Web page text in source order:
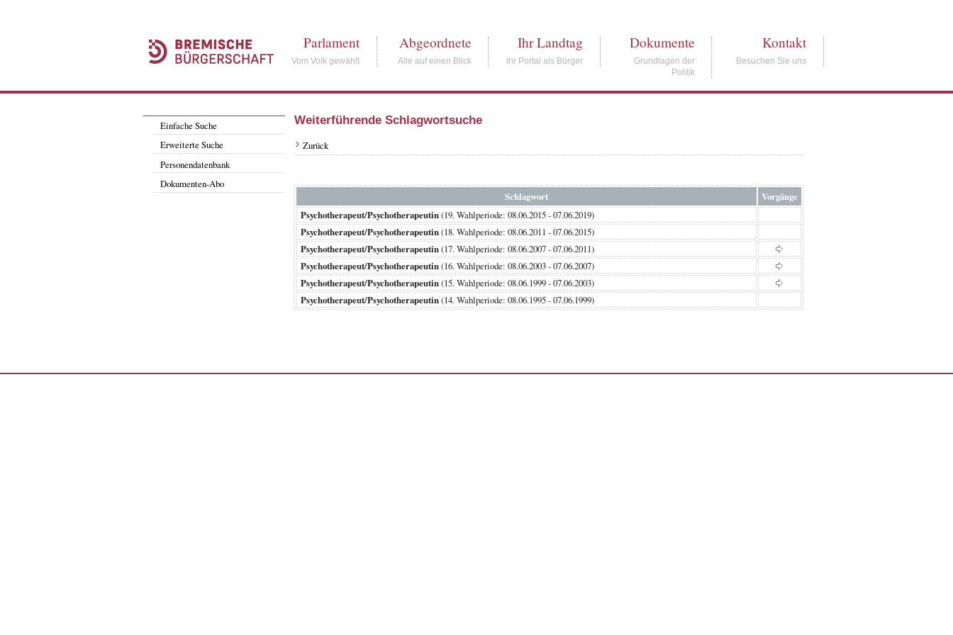
Parlament
Vom Volk gewählt
Abgeordnete
Alle auf einen Blick
Ihr Landtag
Ihr Portal als Bürger
Dokumente
Grundlagen der
Politik
Kontakt
Besuchen Sie uns
Einfache Suche
Erweiterte Suche
Personendatenbank
Dokumenten-Abo
Weiterführende Schlagwortsuche
Zurück
Schlagwort
Vorgänge
Psychotherapeut/Psychotherapeutin(19. Wahlperiode: 08.06.2015 - 07.06.2019)
Psychotherapeut/Psychotherapeutin(18. Wahlperiode: 08.06.2011 - 07.06.2015)
Psychotherapeut/Psychotherapeutin(17. Wahlperiode: 08.06.2007 - 07.06.2011)
Psychotherapeut/Psychotherapeutin(16. Wahlperiode: 08.06.2003 - 07.06.2007)
Psychotherapeut/Psychotherapeutin(15. Wahlperiode: 08.06.1999 - 07.06.2003)
Psychotherapeut/Psychotherapeutin(14. Wahlperiode: 08.06.1995 - 07.06.1999)